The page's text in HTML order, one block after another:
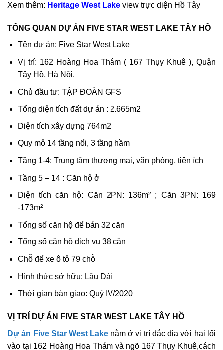
Xem thêm: Heritage West Lake view trực diện Hồ Tây
TỔNG QUAN DỰ ÁN FIVE STAR WEST LAKE TÂY HỒ
Tên dự án: Five Star West Lake
Vị trí: 162 Hoàng Hoa Thám ( 167 Thụy Khuê ), Quận
Tây Hồ, Hà Nội.
Chủ đầu tư: TẬP ĐOÀN GFS
Tổng diện tích đất dự án : 2.665m2
Diện tích xây dựng 764m2
Quy mô 14 tầng nổi, 3 tầng hầm
Tầng 1-4: Trung tâm thương mại, văn phòng, tiện ích
Tầng 5 – 14 : Căn hộ ở
Diện tích căn hộ: Căn 2PN: 136m² ; Căn 3PN: 169
-173m²
Tổng số căn hộ để bán 32 căn
Tổng số căn hộ dịch vụ 38 căn
Chỗ để xe ô tô 79 chỗ
Hình thức sở hữu: Lâu Dài
Thời gian bàn giao: Quý IV/2020
VỊ TRÍ DỰ ÁN FIVE STAR WEST LAKE TÂY HỒ
Dự án Five Star West Lake nằm ở vị trí đắc địa với hai lối
vào tại 162 Hoàng Hoa Thám và ngõ 167 Thụy Khuê,cách